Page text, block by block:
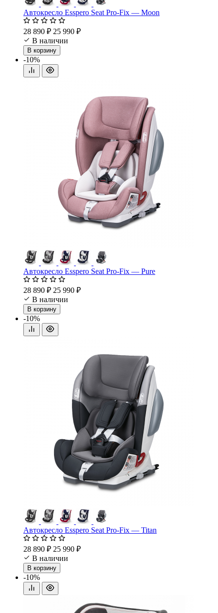
Автокресло Esspero Seat Pro-Fix — Moon
28 890 ₽ 25 990 ₽
В наличии
В корзину
-10%
Автокресло Esspero Seat Pro-Fix — Pure
28 890 ₽ 25 990 ₽
В наличии
В корзину
-10%
Автокресло Esspero Seat Pro-Fix — Titan
28 890 ₽ 25 990 ₽
В наличии
В корзину
-10%